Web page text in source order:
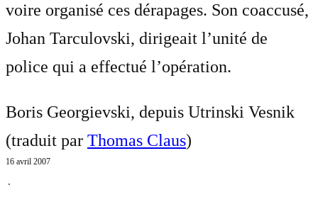
voire organisé ces dérapages. Son coaccusé,
Johan Tarculovski, dirigeait l’unité de
police qui a effectué l’opération.
Boris Georgievski, depuis Utrinski Vesnik
(traduit par Thomas Claus)
16 avril 2007
⋅